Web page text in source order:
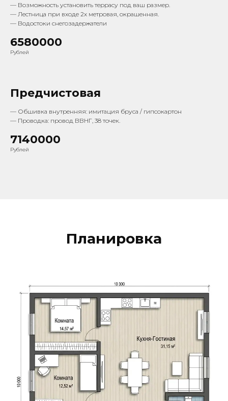
— Возможность установить террасу под ваш размер.
— Лестница при входе 2х метровая, окрашенная.
— Водостоки снегозадержатели
6580000
Рублей
Предчистовая
— Обшивка внутренняя: имитация бруса / гипсокартон
— Проводка: провод ВВНГ, 38 точек.
7140000
Рублей
Планировка